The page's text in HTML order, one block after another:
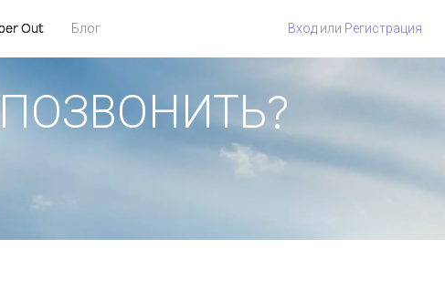
Out Блог Вход или Регистрация
ПОЗВОНИТЬ?